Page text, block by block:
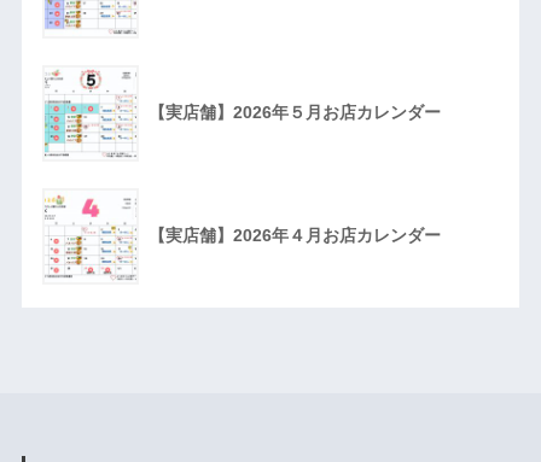
【実店舗】2026年５月お店カレンダー
【実店舗】2026年４月お店カレンダー